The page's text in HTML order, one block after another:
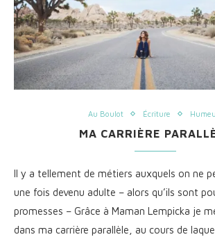
Au Boulot Écriture
MA CARRIÈRE
Il y a tellement de métiers auxquels on ne
une fois devenu adulte – alors qu’ils sont
promesses – Grâce à Maman Lempicka je
dans ma carrière parallèle, au cours de